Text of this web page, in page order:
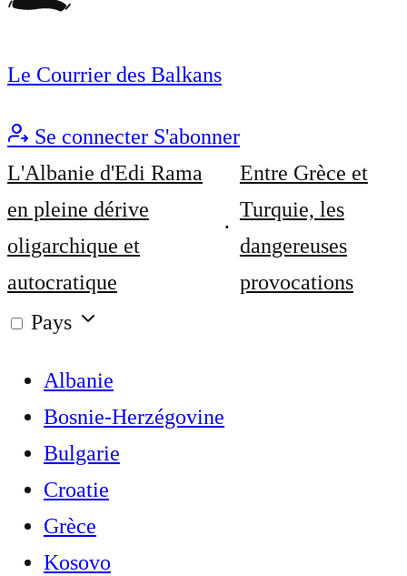
Le Courrier des Balkans
Se connecter S'abonner
L'Albanie d'Edi Rama
en pleine dérive
oligarchique et
autocratique
Entre Grèce et
Turquie, les
dangereuses
provocations
Pays
Albanie
Bosnie-Herzégovine
Bulgarie
Croatie
Grèce
Kosovo